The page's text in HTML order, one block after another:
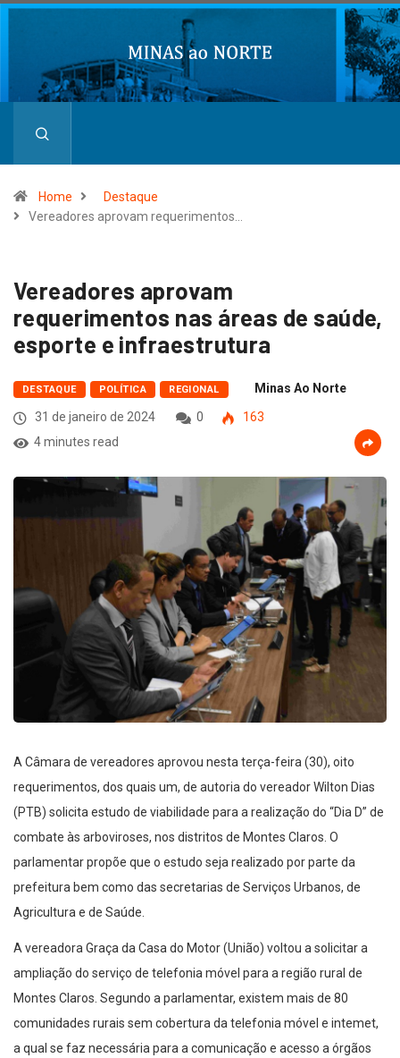
Home
Destaque
Vereadores aprovam requerimentos…
Vereadores aprovam
requerimentos nas áreas de saúde,
esporte e infraestrutura
DESTAQUE POLÍTICA REGIONAL
Minas Ao Norte
31 de janeiro de 2024
0
163
4 minutes read
A Câmara de vereadores aprovou nesta terça-feira (30), oito
requerimentos, dos quais um, de autoria do vereador Wilton Dias
(PTB) solicita estudo de viabilidade para a realização do “Dia D” de
combate às arboviroses, nos distritos de Montes Claros. O
parlamentar propõe que o estudo seja realizado por parte da
prefeitura bem como das secretarias de Serviços Urbanos, de
Agricultura e de Saúde.
A vereadora Graça da Casa do Motor (União) voltou a solicitar a
ampliação do serviço de telefonia móvel para a região rural de
Montes Claros. Segundo a parlamentar, existem mais de 80
comunidades rurais sem cobertura da telefonia móvel e intemet,
a qual se faz necessária para a comunicação e acesso a órgãos